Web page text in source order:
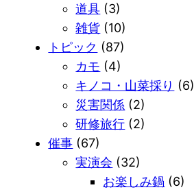
道具 (3)
雑貨 (10)
トピック (87)
カモ (4)
キノコ・山菜採り (6)
災害関係 (2)
研修旅行 (2)
催事 (67)
実演会 (32)
お楽しみ鍋 (6)